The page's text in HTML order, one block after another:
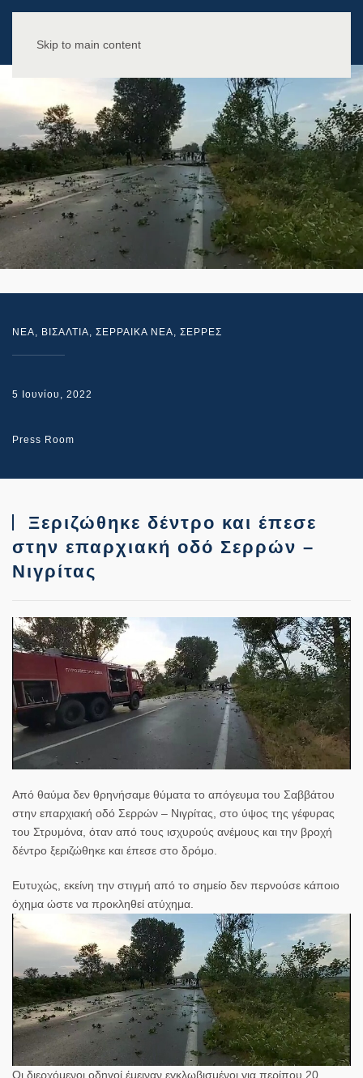
Skip to main content
NEA, ΒΙΣΑΛΤΙΑ, ΣΕΡΡΑΙΚΑ ΝΕΑ, ΣΕΡΡΕΣ
5 Ιουνίου, 2022
Press Room
Ξεριζώθηκε δέντρο και έπεσε
στην επαρχιακή οδό Σερρών –
Νιγρίτας
Από θαύμα δεν θρηνήσαμε θύματα το απόγευμα του Σαββάτου
στην επαρχιακή οδό Σερρών – Νιγρίτας, στο ύψος της γέφυρας
του Στρυμόνα, όταν από τους ισχυρούς ανέμους και την βροχή
δέντρο ξεριζώθηκε και έπεσε στο δρόμο.
Ευτυχώς, εκείνη την στιγμή από το σημείο δεν περνούσε κάποιο
όχημα ώστε να προκληθεί ατύχημα.
Οι διερχόμενοι οδηγοί έμειναν εγκλωβισμένοι για περίπου 20